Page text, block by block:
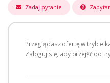
Zadaj pytanie
Przeglądasz ofertę w trybie
Zaloguj się, aby przejść do